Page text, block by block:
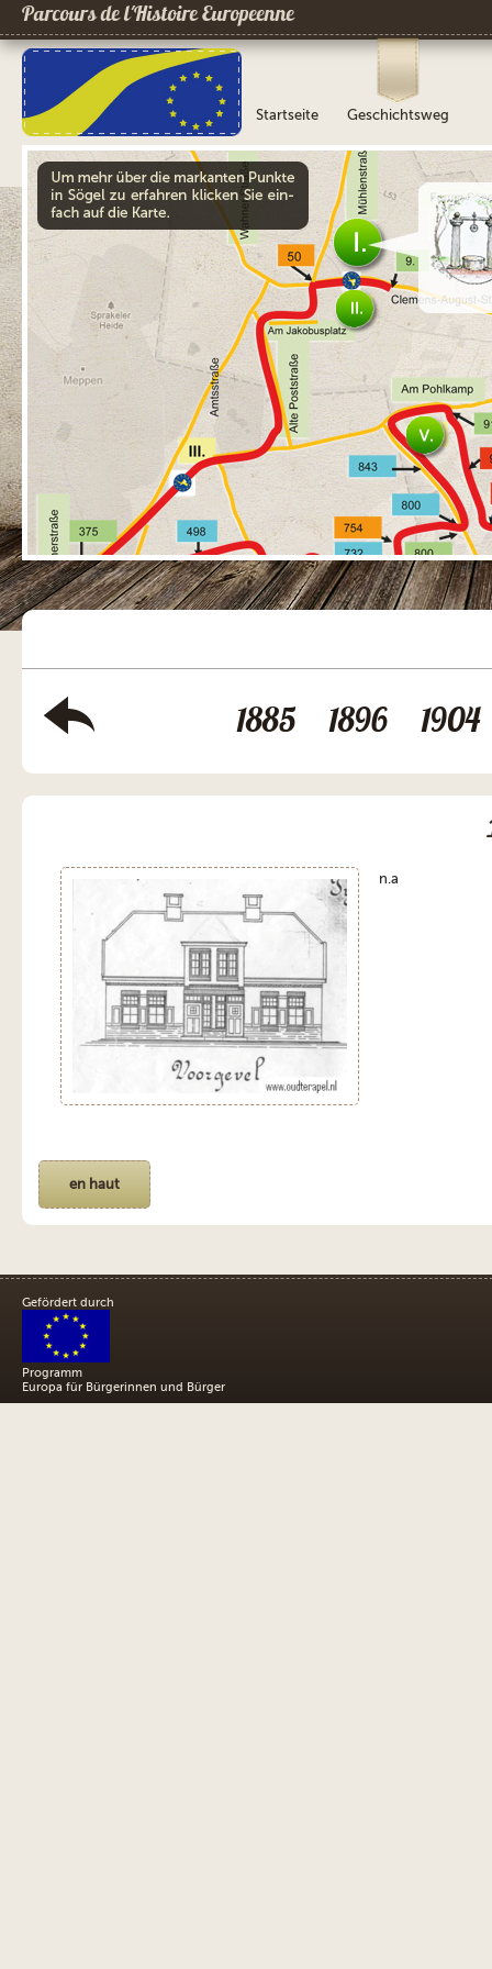
Parcours de l´Histoire Europeenne
Startseite Geschichtsweg
1885 1896 1904
n.a
en haut
Gefördert durch
Programm
Europa für Bürgerinnen und Bürger